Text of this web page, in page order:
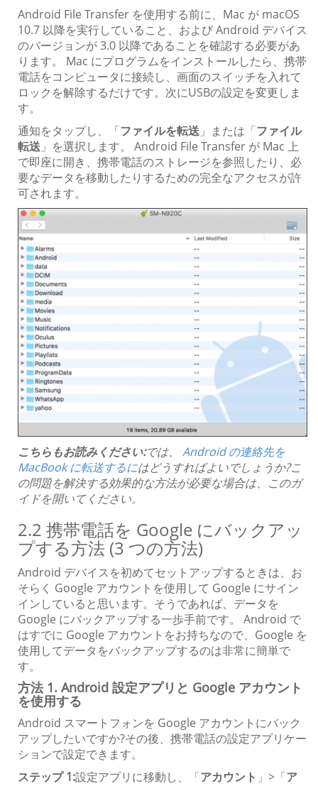
Android File Transfer を使用する前に、Mac が macOS
10.7 以降を実行していること、および Android デバイス
のバージョンが 3.0 以降であることを確認する必要があ
ります。 Mac にプログラムをインストールしたら、携帯
電話をコンピュータに接続し、画面のスイッチを入れて
ロックを解除するだけです。次にUSBの設定を変更しま
す。
通知をタップし、「ファイルを転送 」または「ファイル
転送 」を選択します。 Android File Transfer が Mac 上
で即座に開き、携帯電話のストレージを参照したり、必
要なデータを移動したりするための完全なアクセスが許
可されます。
こちらもお読みください:では、 Android の連絡先を
MacBook に転送するにはどうすればよいでしょうか?こ
の問題を解決する効果的な方法が必要な場合は、このガ
イドを開いてください。
2.2 携帯電話を Google にバックアッ
プする方法 (3 つの方法)
Android デバイスを初めてセットアップするときは、お
そらく Google アカウントを使用して Google にサイン
インしていると思います。そうであれば、データを
Google にバックアップする一歩手前です。 Android で
はすでに Google アカウントをお持ちなので、Google を
使用してデータをバックアップするのは非常に簡単で
す。
方法 1. Android 設定アプリと Google アカウント
を使用する
Android スマートフォンを Google アカウントにバック
アップしたいですか?その後、携帯電話の設定アプリケー
ションで設定できます。
ステップ 1:設定アプリに移動し、「アカウント 」>「ア